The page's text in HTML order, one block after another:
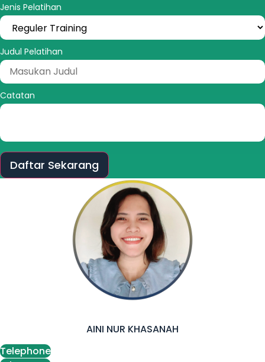
Jenis Pelatihan
Judul Pelatihan
Catatan
Daftar Sekarang
AINI NUR KHASANAH
Telephone